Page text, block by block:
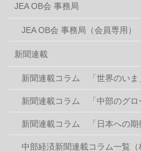
JEA OB会 事務局
JEA OB会 事務局（会員専用）
新聞連載
新聞連載コラム 「世界のいま
新聞連載コラム 「中部のグロ
新聞連載コラム 「日本への期
中部経済新聞連載コラム一覧（